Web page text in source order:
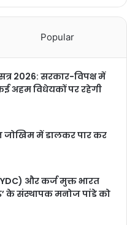
Popular
2026: सरकार-विपक्ष में
अहम विधेयकों पर रहेगी
जोखिम में डालकर पार कर
और कर्ज मुक्त भारत
के संस्थापक मनोज पांडे को